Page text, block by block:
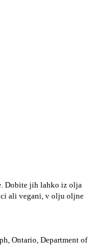
Dobite jih lahko iz olja
ali vegani, v olju oljne
Ontario, Department of